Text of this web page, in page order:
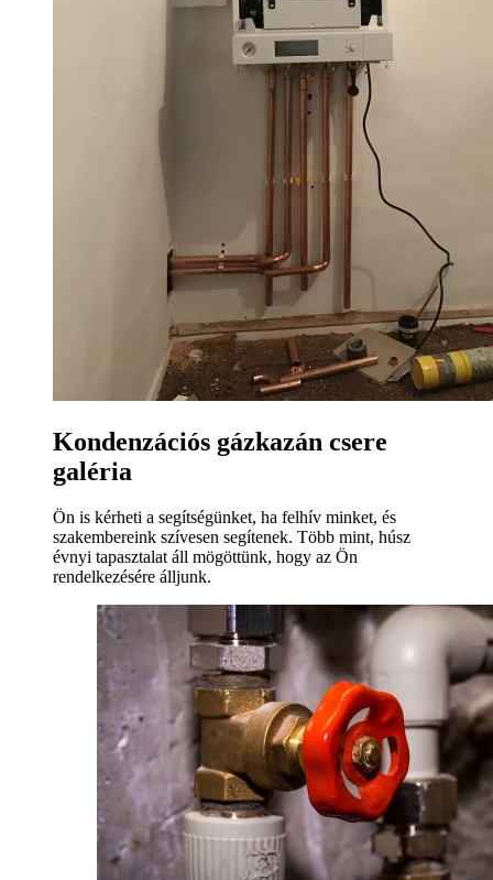
Kondenzációs gázkazán csere
galéria
Ön is kérheti a segítségünket, ha felhív minket, és
szakembereink szívesen segítenek. Több mint, húsz
évnyi tapasztalat áll mögöttünk, hogy az Ön
rendelkezésére álljunk.